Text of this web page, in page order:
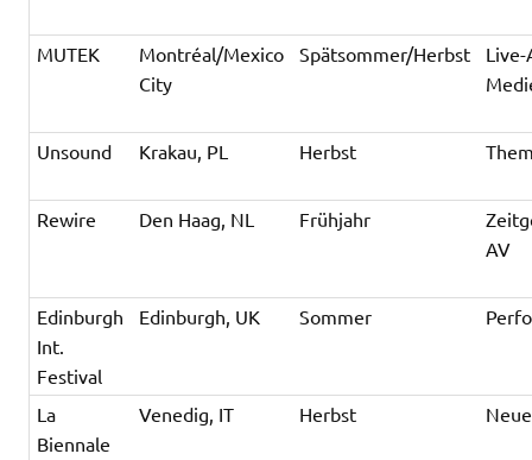
MUTEK
Montréal/Mexico
City
Spätsommer/Herbst
Live-
Unsound Krakau, PL Herbst
Rewire Den Haag, NL Frühjahr
AV
Edinburgh
Int.
Festival
Edinburgh, UK Sommer
La
Biennale
Venedig, IT Herbst